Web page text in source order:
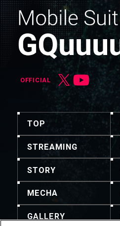
OFFICIAL
TOP
STREAMING
STORY
MECHA
GALLERY